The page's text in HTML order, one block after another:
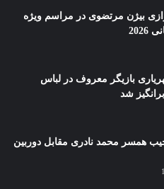
بیژن مرتضوی در مراسم ویژه
بازیگر معروف در لباس
شد
همسر محمد نادری مقابل دوربین